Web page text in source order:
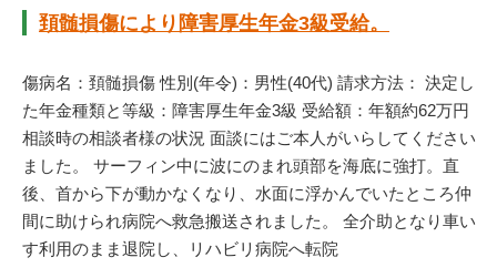
頚髄損傷により障害厚生年金3級受給。
傷病名：頚髄損傷 性別(年令)：男性(40代) 請求方法： 決定し
た年金種類と等級：障害厚生年金3級 受給額：年額約62万円
相談時の相談者様の状況 面談にはご本人がいらしてください
ました。 サーフィン中に波にのまれ頭部を海底に強打。直
後、首から下が動かなくなり、水面に浮かんでいたところ仲
間に助けられ病院へ救急搬送されました。 全介助となり車い
す利用のまま退院し、リハビリ病院へ転院